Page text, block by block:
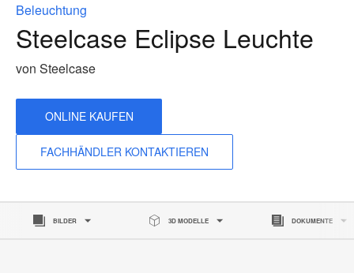
Beleuchtung
Steelcase Eclipse Leuchte
von Steelcase
ONLINE KAUFEN
FACHHÄNDLER KONTAKTIEREN
BILDER 3D MODELLE DOKUMENTE